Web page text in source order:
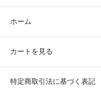
ホーム
カートを見る
特定商取引法に基づく表記